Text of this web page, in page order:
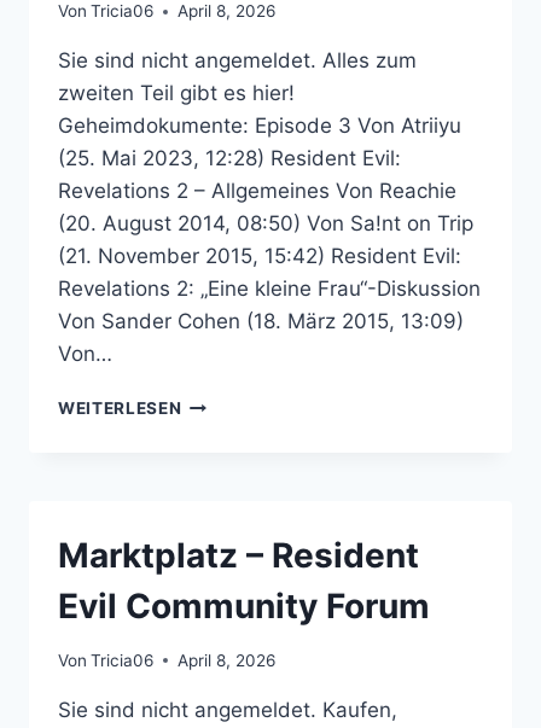
Von Tricia06 April 8, 2026
Sie sind nicht angemeldet. Alles zum
zweiten Teil gibt es hier!
Geheimdokumente: Episode 3 Von Atriiyu
(25. Mai 2023, 12:28) Resident Evil:
Revelations 2 – Allgemeines Von Reachie
(20. August 2014, 08:50) Von Sa!nt on Trip
(21. November 2015, 15:42) Resident Evil:
Revelations 2: „Eine kleine Frau“-Diskussion
Von Sander Cohen (18. März 2015, 13:09)
Von…
WEITERLESEN RESIDENT
EVIL
FORUM
Marktplatz – Resident
Evil Community Forum
Von Tricia06 April 8, 2026
Sie sind nicht angemeldet. Kaufen,